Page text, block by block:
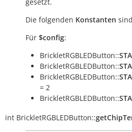
Die folgenden Konstanten
Für $config:
BrickletRGBLEDButton::
BrickletRGBLEDButton::
BrickletRGBLEDButton::
= 2
BrickletRGBLEDButton::
int BrickletRGBLEDButton::